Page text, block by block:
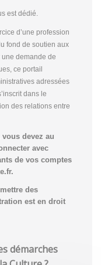
est dédié.
d’une profession
fond de soutien aux
demande de
ce portail
adressées
dans le
des relations entre
devez au
avec
de vos comptes
des
est en droit
démarches